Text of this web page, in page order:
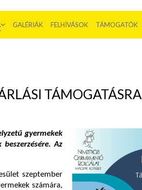
GALÉRIÁK FELHÍVÁSOK TÁMOGATÓK
TÁMOGATÁSRA
gyermekek
beszerzésére.Az
szeptember
számára,